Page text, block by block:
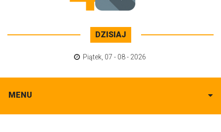
DZISIAJ
Piątek 07 - 08 - 2026
MENU